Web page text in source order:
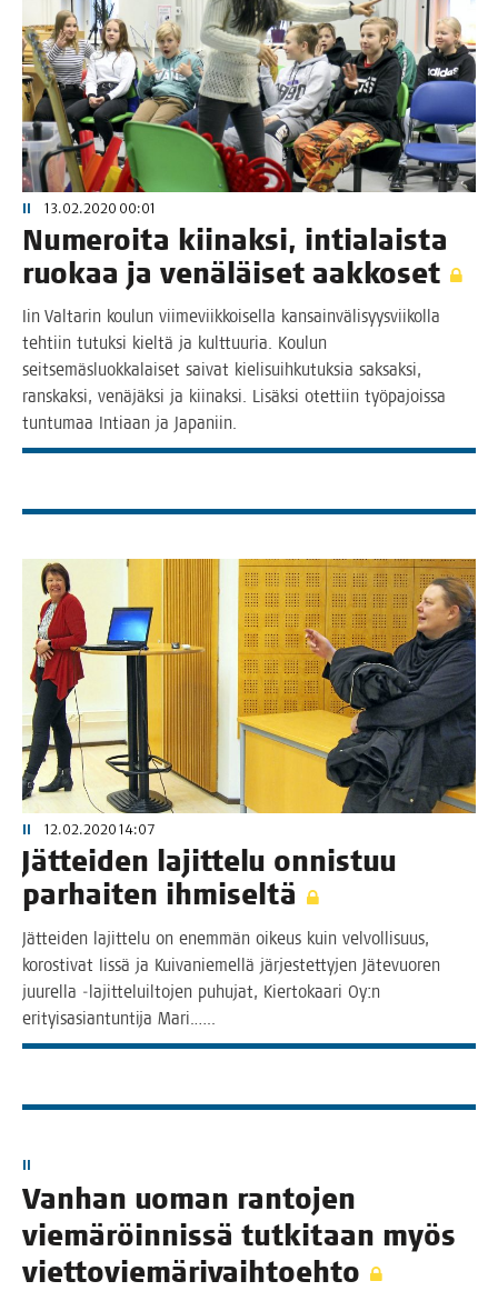
II 13.02.2020 00:01
Nume­roi­ta kii­nak­si, intia­lais­ta
ruo­kaa ja venä­läi­set aakkoset
Iin Val­ta­rin kou­lun vii­me­viik­koi­sel­la kan­sain­vä­li­syys­vii­kol­la
teh­tiin tutuk­si kiel­tä ja kult­tuu­ria. Kou­lun
seit­se­mäs­luok­ka­lai­set sai­vat kie­li­suih­ku­tuk­sia sak­sak­si,
rans­kak­si, venä­jäk­si ja kii­nak­si. Lisäk­si otet­tiin työ­pa­jois­sa
tun­tu­maa Inti­aan ja Japaniin.
II 12.02.2020 14:07
Jät­tei­den lajit­te­lu onnis­tuu
par­hai­ten ihmiseltä
Jät­tei­den lajit­te­lu on enem­män oikeus kuin vel­vol­li­suus,
koros­ti­vat Iis­sä ja Kui­va­nie­mel­lä jär­jes­tet­ty­jen Jäte­vuo­ren
juu­rel­la ‑lajit­te­luil­to­jen puhu­jat, Kier­to­kaa­ri Oy:n
eri­tyis­asian­tun­ti­ja Mari.…..
II
Van­han uoman ran­to­jen
vie­mä­röin­nis­sä tut­ki­taan myös
viettoviemärivaihtoehto